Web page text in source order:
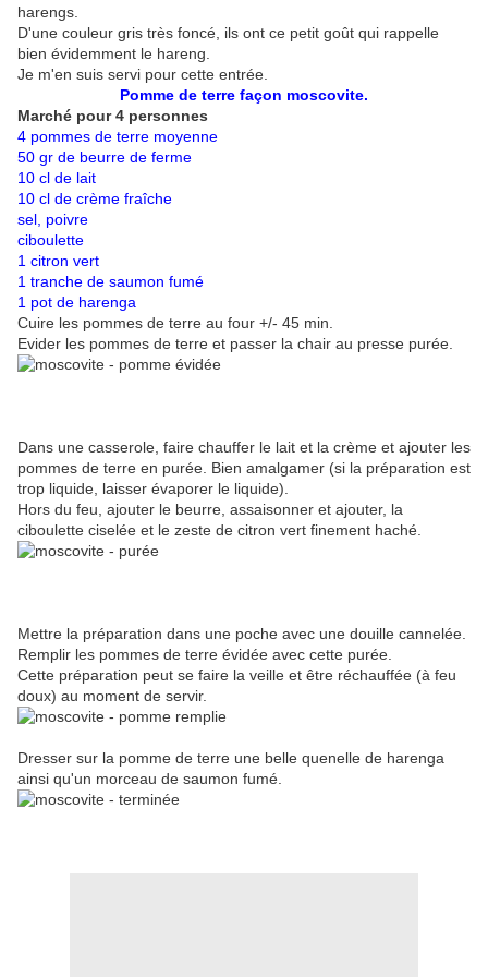
harengs.
D'une couleur gris très foncé, ils ont ce petit goût qui rappelle
bien évidemment le hareng.
Je m'en suis servi pour cette entrée.
Pomme de terre façon moscovite.
Marché pour 4 personnes
4 pommes de terre moyenne
50 gr de beurre de ferme
10 cl de lait
10 cl de crème fraîche
sel, poivre
ciboulette
1 citron vert
1 tranche de saumon fumé
1 pot de harenga
Cuire les pommes de terre au four +/- 45 min.
Evider les pommes de terre et passer la chair au presse purée.
Dans une casserole, faire chauffer le lait et la crème et ajouter les
pommes de terre en purée. Bien amalgamer (si la préparation est
trop liquide, laisser évaporer le liquide).
Hors du feu, ajouter le beurre, assaisonner et ajouter, la
ciboulette ciselée et le zeste de citron vert finement haché.
Mettre la préparation dans une poche avec une douille cannelée.
Remplir les pommes de terre évidée avec cette purée.
Cette préparation peut se faire la veille et être réchauffée (à feu
doux) au moment de servir.
Dresser sur la pomme de terre une belle quenelle de harenga
ainsi qu'un morceau de saumon fumé.